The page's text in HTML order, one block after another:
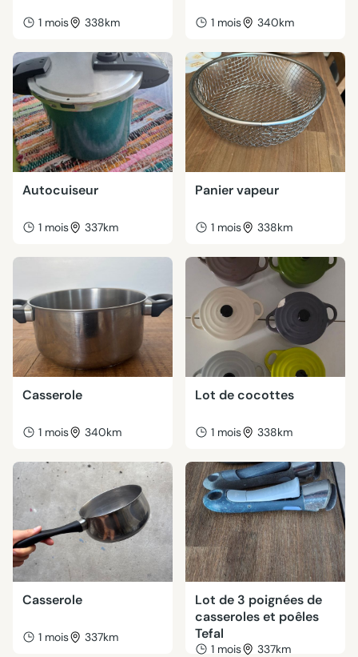
1 mois 338km 1 mois 340km
Autocuiseur
1 mois 337km
Panier vapeur
1 mois 338km
Casserole
1 mois 340km
Lot de cocottes
1 mois 338km
Casserole
1 mois 337km
Lot de 3 poignées de
casseroles et poêles
Tefal
1 mois 337km